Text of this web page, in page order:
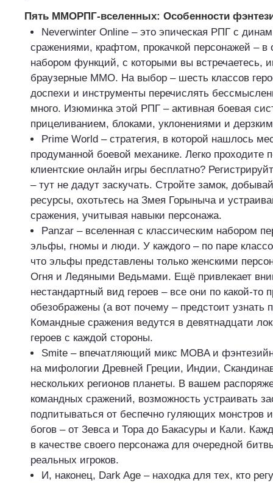
Пять ММОРПГ-вселенных: Особенности
Neverwinter Online – это эпическая РПГ с
сражениями, крафтом, прокачкой персонажей –
набором функций, с которыми вы встречаетесь,
браузерные MMO. На выбор – шесть классов
доспехи и инструменты перечислять
много. Изюминка этой РПГ – активная боевая
прицеливанием, блоками, уклонениями и
Prime World – стратегия, в которой нашлось
продуманной боевой механике. Легко проходите
клиентские онлайн игры бесплатно?
– тут не дадут заскучать. Стройте замок,
ресурсы, охотьтесь на Змея Горыныча и
сражения, учитывая навыки персонажа.
Panzar – вселенная с классическим набором
эльфы, гномы и люди. У каждого – по паре
что эльфы представлены только женскими
Огня и Ледяными Ведьмами. Ещё привлекает
нестандартный вид героев – все они по какой-то
обезображены (а вот почему – предстоит узнать
Командные сражения ведутся в девятнадцати
героев с каждой стороны.
Smite – впечатляющий микс MOBA и
на мифологии Древней Греции, Индии,
нескольких регионов планеты. В вашем
командных сражений, возможность устраивать
подпитываться от беспечно гуляющих монстров
богов – от Зевса и Тора до Бакасуры и Кали.
в качестве своего персонажа для очередной
реальных игроков.
И, наконец, Dark Age – находка для тех, кто